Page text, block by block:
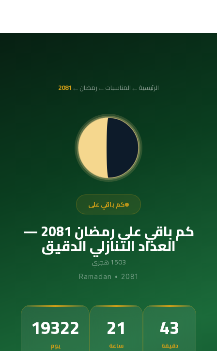
الرئيسية←المناسبات←رمضان←
2081
كم باقي على
كم باقي على رمضان 2081 —
العداد التنازلي الدقيق
1503 هجري
Ramadan • 2081
19322
يوم
21
ساعة
43
دقيقة